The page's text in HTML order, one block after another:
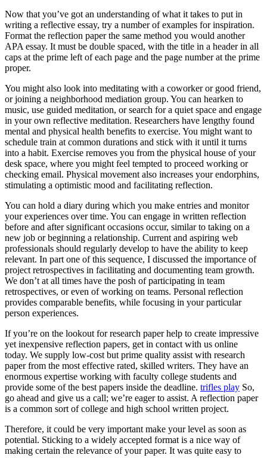
Now that you’ve got an understanding of what it takes to put in
writing a reflective essay, try a number of examples for inspiration.
Format the reflection paper the same method you would another
APA essay. It must be double spaced, with the title in a header in all
caps at the prime left of each page and the page number at the prime
proper.
You might also look into meditating with a coworker or good friend,
or joining a neighborhood mediation group. You can hearken to
music, use guided meditation, or search for a quiet space and engage
in your own reflective meditation. Researchers have lengthy found
mental and physical health benefits to exercise. You might want to
schedule train at common durations and stick with it until it turns
into a habit. Exercise removes you from the physical house of your
desk space, where you might feel tempted to proceed working or
checking email. Physical movement also increases your endorphins,
stimulating a optimistic mood and facilitating reflection.
You can hold a diary during which you make entries and monitor
your experiences over time. You can engage in written reflection
before and after significant occasions occur, similar to taking on a
new job or beginning a relationship. Current and aspiring web
professionals should regularly develop to have the ability to keep
relevant. In part one of this sequence, I discussed the importance of
project retrospectives in facilitating and documenting team growth.
We don’t at all times have the posh of participating in team
retrospectives, or even of working on teams. Personal reflection
provides comparable benefits, while focusing in your particular
person experiences.
If you’re on the lookout for research paper help to create impressive
yet inexpensive reflection papers, get in contact with us online
today. We supply low-cost but prime quality assist with research
paper from the most effective rated, skilled writers. They have an
enormous expertise working with faculty college students and
provide some of the best papers inside the deadline. trifles play So,
go ahead and give us a call; we’re eager to assist. A reflection paper
is a common sort of college and high school written project.
Therefore, it could be very important make your level as soon as
potential. Sticking to a widely accepted format is a nice way of
making certain the relevance of your paper. It was quite easy to